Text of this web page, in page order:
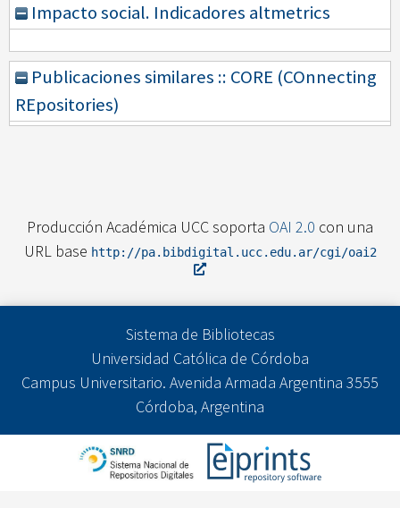
Impacto social. Indicadores altmetrics
Publicaciones similares :: CORE (COnnecting
REpositories)
Producción Académica UCC soporta OAI 2.0 con una
URL base http://pa.bibdigital.ucc.edu.ar/cgi/oai2
Sistema de Bibliotecas
Universidad Católica de Córdoba
Campus Universitario. Avenida Armada Argentina 3555
Córdoba, Argentina